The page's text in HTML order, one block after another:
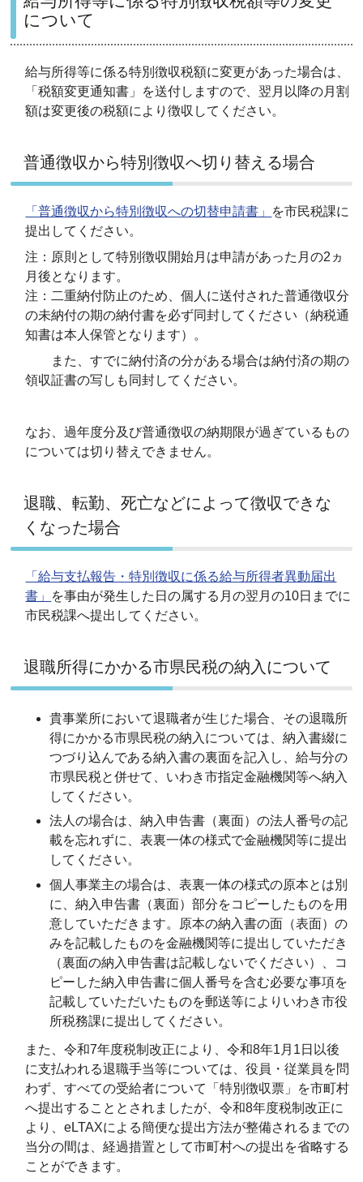
について
給与所得等に係る特別徴収税額に変更があった場合は、
「税額変更通知書」を送付しますので、翌月以降の月割
額は変更後の税額により徴収してください。
普通徴収から特別徴収へ切り替える場合
「普通徴収から特別徴収への切替申請書」 を市民税課に
提出してください。
注：原則として特別徴収開始月は申請があった月の2ヵ
月後となります。
注：二重納付防止のため、個人に送付された普通徴収分
の未納付の期の納付書を必ず同封してください（納税通
知書は本人保管となります）。
また、すでに納付済の分がある場合は納付済の期の
領収証書の写しも同封してください。
なお、過年度分及び普通徴収の納期限が過ぎているもの
については切り替えできません。
退職、転勤、死亡などによって徴収できな
くなった場合
「給与支払報告・特別徴収に係る給与所得者異動届出
書」 を事由が発生した日の属する月の翌月の10日までに
市民税課へ提出してください。
退職所得にかかる市県民税の納入について
貴事業所において退職者が生じた場合、その退職所
得にかかる市県民税の納入については、納入書綴に
つづり込んである納入書の裏面を記入し、給与分の
市県民税と併せて、いわき市指定金融機関等へ納入
してください。
法人の場合は、納入申告書（裏面）の法人番号の記
載を忘れずに、表裏一体の様式で金融機関等に提出
してください。
個人事業主の場合は、表裏一体の様式の原本とは別
に、納入申告書（裏面）部分をコピーしたものを用
意していただきます。原本の納入書の面（表面）の
みを記載したものを金融機関等に提出していただき
（裏面の納入申告書は記載しないでください）、コ
ピーした納入申告書に個人番号を含む必要な事項を
記載していただいたものを郵送等によりいわき市役
所税務課に提出してください。
また、令和7年度税制改正により、令和8年1月1日以後
に支払われる退職手当等については、役員・従業員を問
わず、すべての受給者について「特別徴収票」を市町村
へ提出することとされましたが、令和8年度税制改正に
より、eLTAXによる簡便な提出方法が整備されるまでの
当分の間は、経過措置として市町村への提出を省略する
ことができます。